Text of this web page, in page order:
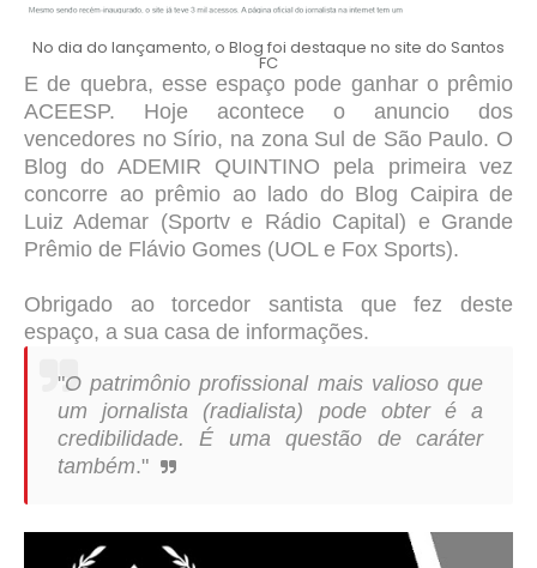
No dia do lançamento, o Blog foi destaque no site do Santos
FC
E de quebra, esse espaço pode ganhar o prêmio
ACEESP. Hoje acontece o anuncio dos
vencedores no Sírio, na zona Sul de São Paulo. O
Blog do ADEMIR QUINTINO pela primeira vez
concorre ao prêmio ao lado do Blog Caipira de
Luiz Ademar (Sportv e Rádio Capital) e Grande
Prêmio de Flávio Gomes (UOL e Fox Sports).
Obrigado ao torcedor santista que fez deste
espaço, a sua casa de informações.
"O patrimônio profissional mais valioso que
um jornalista (radialista) pode obter é a
credibilidade. É uma questão de caráter
também."